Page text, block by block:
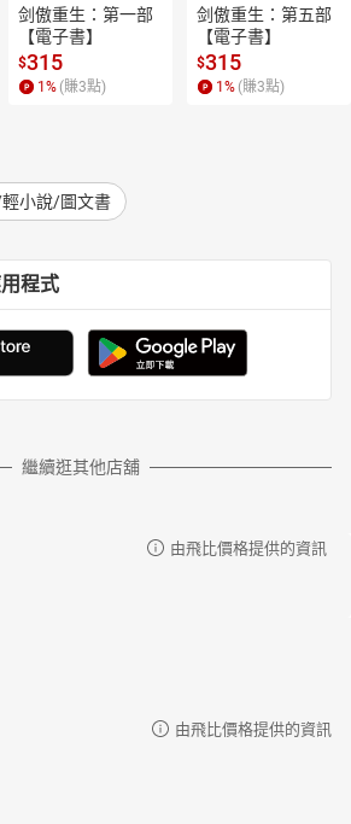
剑傲重生：第一部
【電子書】
$315
1 % (賺3點)
剑傲重生：第五部
【電子書】
$315
1 % (賺3點)
小說/圖文書
程式
繼續逛其他店舖
由飛比價格提供的資訊
由飛比價格提供的資訊